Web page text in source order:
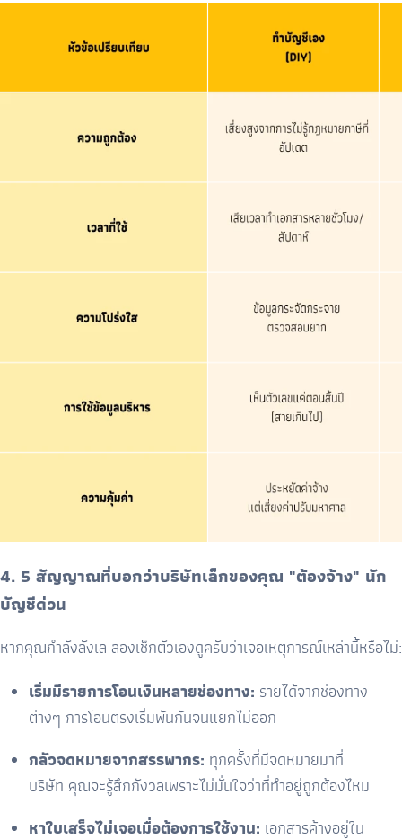
4. 5 สัญญาณที่บอกว่าบริษัทเล็กของคุณ "ต้องจ้าง" นัก
บัญชีด่วน
หากคุณกำลังลังเล ลองเช็กตัวเองดูครับว่าเจอเหตุการณ์เหล่านี้หรือไม่:
เริ่มมีรายการโอนเงินหลายช่องทาง: รายได้จากช่องทาง
ต่างๆ การโอนตรงเริ่มพันกันจนแยกไม่ออก
กลัวจดหมายจากสรรพากร: ทุกครั้งที่มีจดหมายมาที่
บริษัท คุณจะรู้สึกกังวลเพราะไม่มั่นใจว่าที่ทำอยู่ถูกต้องไหม
หาใบเสร็จไม่เจอเมื่อต้องการใช้งาน: เอกสารค้างอยู่ใน